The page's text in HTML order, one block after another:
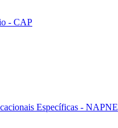
- CAP
Específicas - NAPNE